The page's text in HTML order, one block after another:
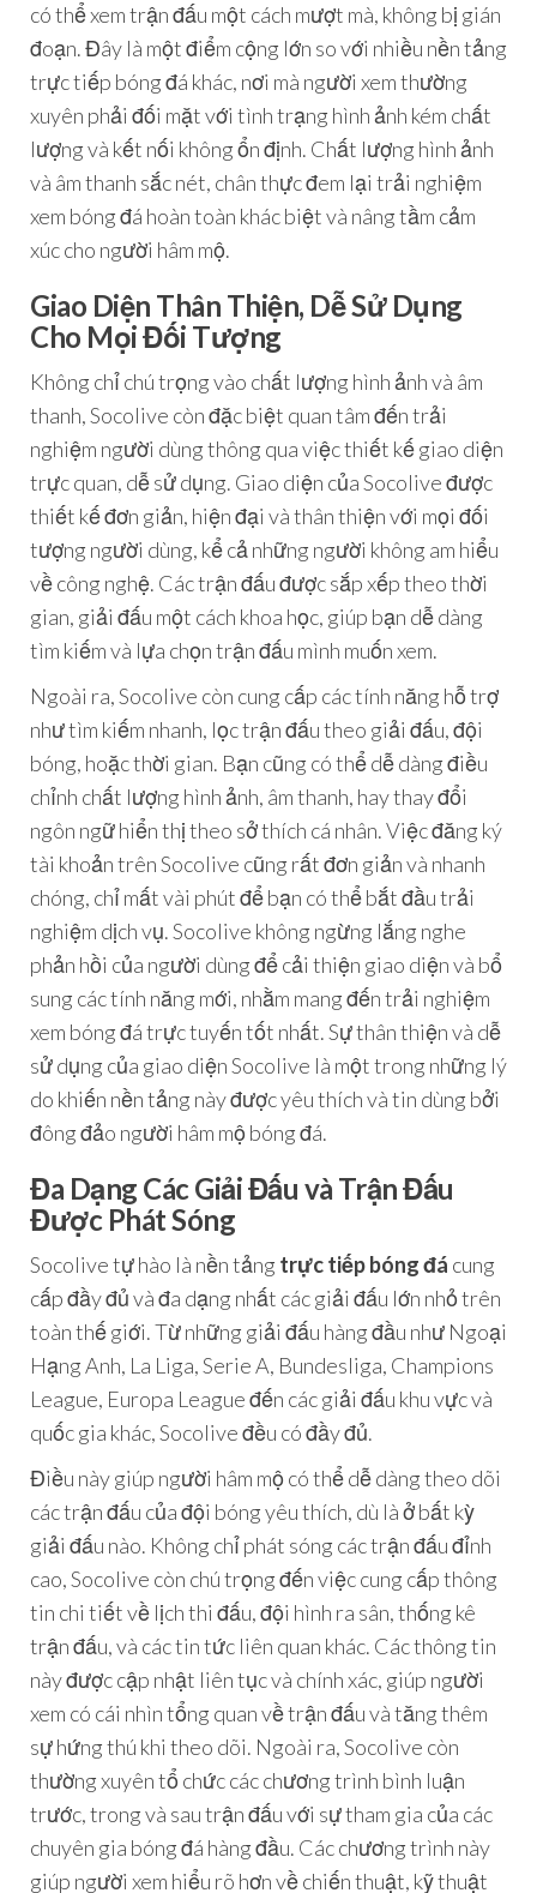
có thể xem trận đấu một cách mượt mà, không bị gián
đoạn. Đây là một điểm cộng lớn so với nhiều nền tảng
trực tiếp bóng đá khác, nơi mà người xem thường
xuyên phải đối mặt với tình trạng hình ảnh kém chất
lượng và kết nối không ổn định. Chất lượng hình ảnh
và âm thanh sắc nét, chân thực đem lại trải nghiệm
xem bóng đá hoàn toàn khác biệt và nâng tầm cảm
xúc cho người hâm mộ.
Giao Diện Thân Thiện, Dễ Sử Dụng
Cho Mọi Đối Tượng
Không chỉ chú trọng vào chất lượng hình ảnh và âm
thanh, Socolive còn đặc biệt quan tâm đến trải
nghiệm người dùng thông qua việc thiết kế giao diện
trực quan, dễ sử dụng. Giao diện của Socolive được
thiết kế đơn giản, hiện đại và thân thiện với mọi đối
tượng người dùng, kể cả những người không am hiểu
về công nghệ. Các trận đấu được sắp xếp theo thời
gian, giải đấu một cách khoa học, giúp bạn dễ dàng
tìm kiếm và lựa chọn trận đấu mình muốn xem.
Ngoài ra, Socolive còn cung cấp các tính năng hỗ trợ
như tìm kiếm nhanh, lọc trận đấu theo giải đấu, đội
bóng, hoặc thời gian. Bạn cũng có thể dễ dàng điều
chỉnh chất lượng hình ảnh, âm thanh, hay thay đổi
ngôn ngữ hiển thị theo sở thích cá nhân. Việc đăng ký
tài khoản trên Socolive cũng rất đơn giản và nhanh
chóng, chỉ mất vài phút để bạn có thể bắt đầu trải
nghiệm dịch vụ. Socolive không ngừng lắng nghe
phản hồi của người dùng để cải thiện giao diện và bổ
sung các tính năng mới, nhằm mang đến trải nghiệm
xem bóng đá trực tuyến tốt nhất. Sự thân thiện và dễ
sử dụng của giao diện Socolive là một trong những lý
do khiến nền tảng này được yêu thích và tin dùng bởi
đông đảo người hâm mộ bóng đá.
Đa Dạng Các Giải Đấu và Trận Đấu
Được Phát Sóng
Socolive tự hào là nền tảng trực tiếp bóng đá cung
cấp đầy đủ và đa dạng nhất các giải đấu lớn nhỏ trên
toàn thế giới. Từ những giải đấu hàng đầu như Ngoại
Hạng Anh, La Liga, Serie A, Bundesliga, Champions
League, Europa League đến các giải đấu khu vực và
quốc gia khác, Socolive đều có đầy đủ.
Điều này giúp người hâm mộ có thể dễ dàng theo dõi
các trận đấu của đội bóng yêu thích, dù là ở bất kỳ
giải đấu nào. Không chỉ phát sóng các trận đấu đỉnh
cao, Socolive còn chú trọng đến việc cung cấp thông
tin chi tiết về lịch thi đấu, đội hình ra sân, thống kê
trận đấu, và các tin tức liên quan khác. Các thông tin
này được cập nhật liên tục và chính xác, giúp người
xem có cái nhìn tổng quan về trận đấu và tăng thêm
sự hứng thú khi theo dõi. Ngoài ra, Socolive còn
thường xuyên tổ chức các chương trình bình luận
trước, trong và sau trận đấu với sự tham gia của các
chuyên gia bóng đá hàng đầu. Các chương trình này
giúp người xem hiểu rõ hơn về chiến thuật, kỹ thuật